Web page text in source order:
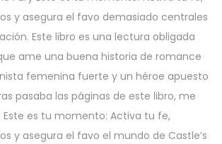
y asegura el favo demasiado centrales
Este libro es una lectura obligada
ame una buena historia de romance
femenina fuerte y un héroe apuesto
pasaba las páginas de este libro, me
es tu momento: Activa tu fe,
y asegura el favo el mundo de Castle’s